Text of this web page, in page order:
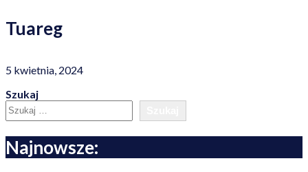
Tuareg
5 kwietnia, 2024
Szukaj
Najnowsze: